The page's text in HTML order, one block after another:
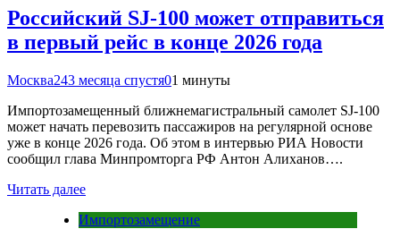
Российский SJ-100 может отправиться
в первый рейс в конце 2026 года
Москва243 месяца спустя01 минуты
Импортозамещенный ближнемагистральный самолет SJ-100
может начать перевозить пассажиров на регулярной основе
уже в конце 2026 года. Об этом в интервью РИА Новости
сообщил глава Минпромторга РФ Антон Алиханов….
Читать далее
Импортозамещение